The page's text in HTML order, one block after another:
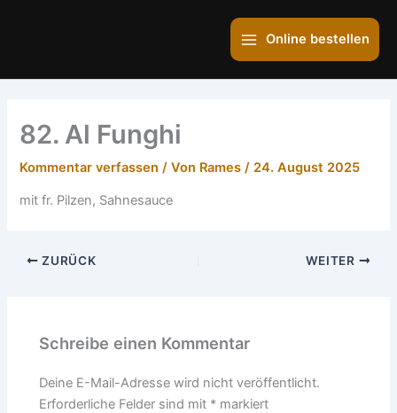
Main
Menu
Online bestellen
82. Al Funghi
Kommentar verfassen / Von Rames/ 24. August 2025
mit fr. Pilzen, Sahnesauce
ZURÜCK WEITER
Schreibe einen Kommentar
Deine E-Mail-Adresse wird nicht veröffentlicht.
Erforderliche Felder sind mit * markiert